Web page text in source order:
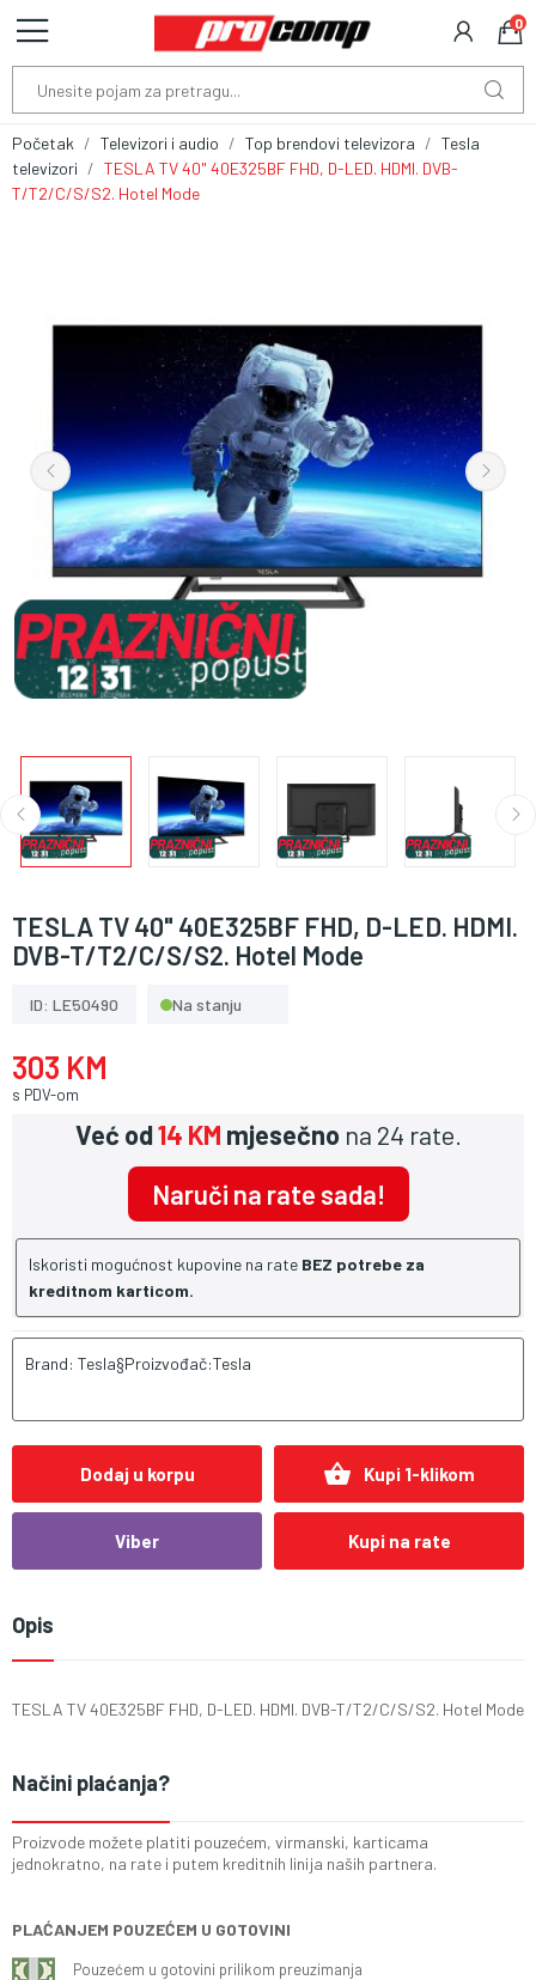
0
Početak Televizori i audio Top brendovi televizora
Tesla
televizori
TESLA TV 40" 40E325BF FHD, D-LED. HDMI. DVB-
T/T2/C/S/S2. Hotel Mode
TESLA TV 40" 40E325BF FHD, D-LED. HDMI.
DVB-T/T2/C/S/S2. Hotel Mode
ID: LE50490 Na stanju
303 KM
s PDV-om
Već od14 KM mjesečno na 24 rate.
Naruči na rate sada!
Iskoristi mogućnost kupovine na rate BEZ potrebe za
kreditnom karticom.
Brand: Tesla§Proizvođač:Tesla
Dodaj u korpu shopping_basket Kupi 1-klikom
Viber Kupi na rate
Opis
TESLA TV 40E325BF FHD, D-LED. HDMI. DVB-T/T2/C/S/S2. Hotel Mode
Načini plaćanja?
Proizvode možete platiti pouzećem, virmanski, karticama
jednokratno, na rate i putem kreditnih linija naših partnera.
PLAĆANJEM POUZEĆEM U GOTOVINI
Pouzećem u gotovini prilikom preuzimanja